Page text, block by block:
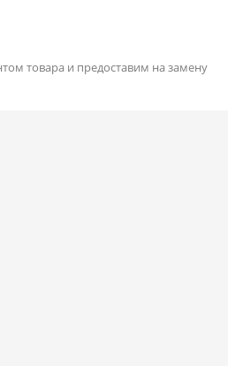
товара и предоставим на замену